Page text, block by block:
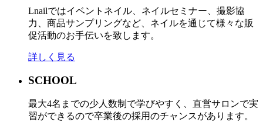
Lnailではイベントネイル、ネイルセミナー、撮影協
力、商品サンプリングなど、ネイルを通じて様々な販
促活動のお手伝いを致します。
詳しく見る
SCHOOL
最大4名までの少人数制で学びやすく、直営サロンで実
習ができるので卒業後の採用のチャンスがあります。